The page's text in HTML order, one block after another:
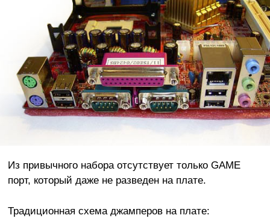
Из привычного набора отсутствует только GAME
порт, который даже не разведен на плате.
Традиционная схема джамперов на плате: